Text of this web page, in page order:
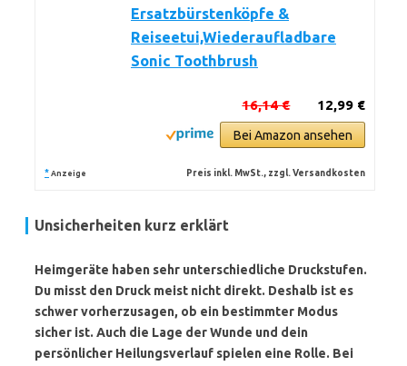
Ersatzbürstenköpfe &
Reiseetui,Wiederaufladbare
Sonic Toothbrush
12,99 €
16,14 €
Bei Amazon ansehen
* Anzeige Preis inkl. MwSt., zzgl. Versandkosten
Unsicherheiten kurz erklärt
Heimgeräte haben sehr unterschiedliche Druckstufen.
Du misst den Druck meist nicht direkt. Deshalb ist es
schwer vorherzusagen, ob ein bestimmter Modus
sicher ist. Auch die Lage der Wunde und dein
persönlicher Heilungsverlauf spielen eine Rolle. Bei